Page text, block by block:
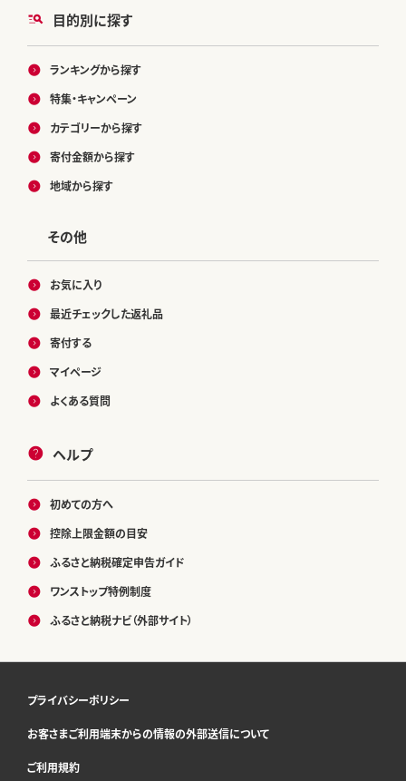
目的別に探す
ランキングから探す
特集・キャンペーン
カテゴリーから探す
寄付金額から探す
地域から探す
その他
お気に入り
最近チェックした返礼品
寄付する
マイページ
よくある質問
ヘルプ
初めての方へ
控除上限金額の目安
ふるさと納税確定申告ガイド
ワンストップ特例制度
ふるさと納税ナビ（外部サイト）
プライバシーポリシー
お客さまご利用端末からの情報の外部送信について
ご利用規約